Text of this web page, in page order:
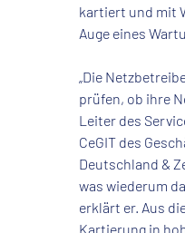
kartiert und mit
Auge eines
„Die
prüfen, ob ihre
Leiter des
CeGIT des
Deutschland &
was wiederum
erklärt er. Aus
Kartierung in